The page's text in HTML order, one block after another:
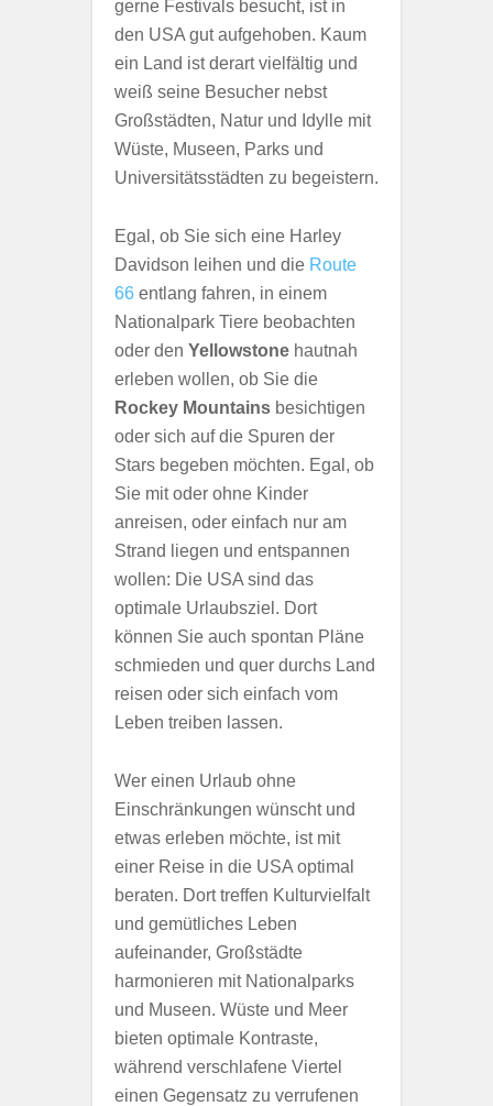
gerne Festivals besucht, ist in
den USA gut aufgehoben. Kaum
ein Land ist derart vielfältig und
weiß seine Besucher nebst
Großstädten, Natur und Idylle mit
Wüste, Museen, Parks und
Universitätsstädten zu begeistern.
Egal, ob Sie sich eine Harley
Davidson leihen und die Route
66 entlang fahren, in einem
Nationalpark Tiere beobachten
oder den Yellowstone hautnah
erleben wollen, ob Sie die
Rockey Mountains besichtigen
oder sich auf die Spuren der
Stars begeben möchten. Egal, ob
Sie mit oder ohne Kinder
anreisen, oder einfach nur am
Strand liegen und entspannen
wollen: Die USA sind das
optimale Urlaubsziel. Dort
können Sie auch spontan Pläne
schmieden und quer durchs Land
reisen oder sich einfach vom
Leben treiben lassen.
Wer einen Urlaub ohne
Einschränkungen wünscht und
etwas erleben möchte, ist mit
einer Reise in die USA optimal
beraten. Dort treffen Kulturvielfalt
und gemütliches Leben
aufeinander, Großstädte
harmonieren mit Nationalparks
und Museen. Wüste und Meer
bieten optimale Kontraste,
während verschlafene Viertel
einen Gegensatz zu verrufenen